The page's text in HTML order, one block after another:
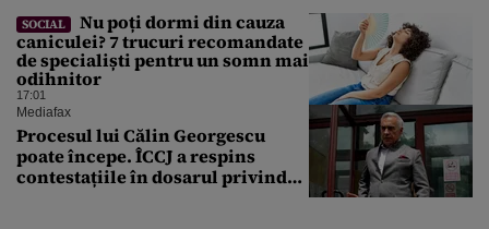
SOCIAL
Nu poți dormi din cauza
caniculei? 7 trucuri recomandate
de specialiști pentru un somn mai
odihnitor
17:01
Mediafax
Procesul lui Călin Georgescu
poate începe. ÎCCJ a respins
contestațiile în dosarul privind